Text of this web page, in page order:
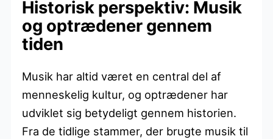
Historisk perspektiv: Musik
og optrædener gennem
tiden
Musik har altid været en central del af
menneskelig kultur, og optrædener har
udviklet sig betydeligt gennem historien.
Fra de tidlige stammer, der brugte musik til